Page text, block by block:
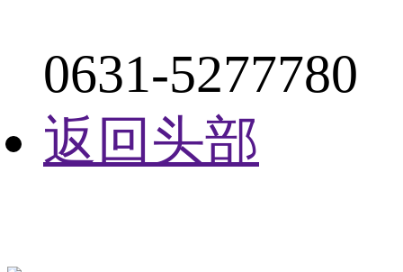
0631-5277780
返回头部